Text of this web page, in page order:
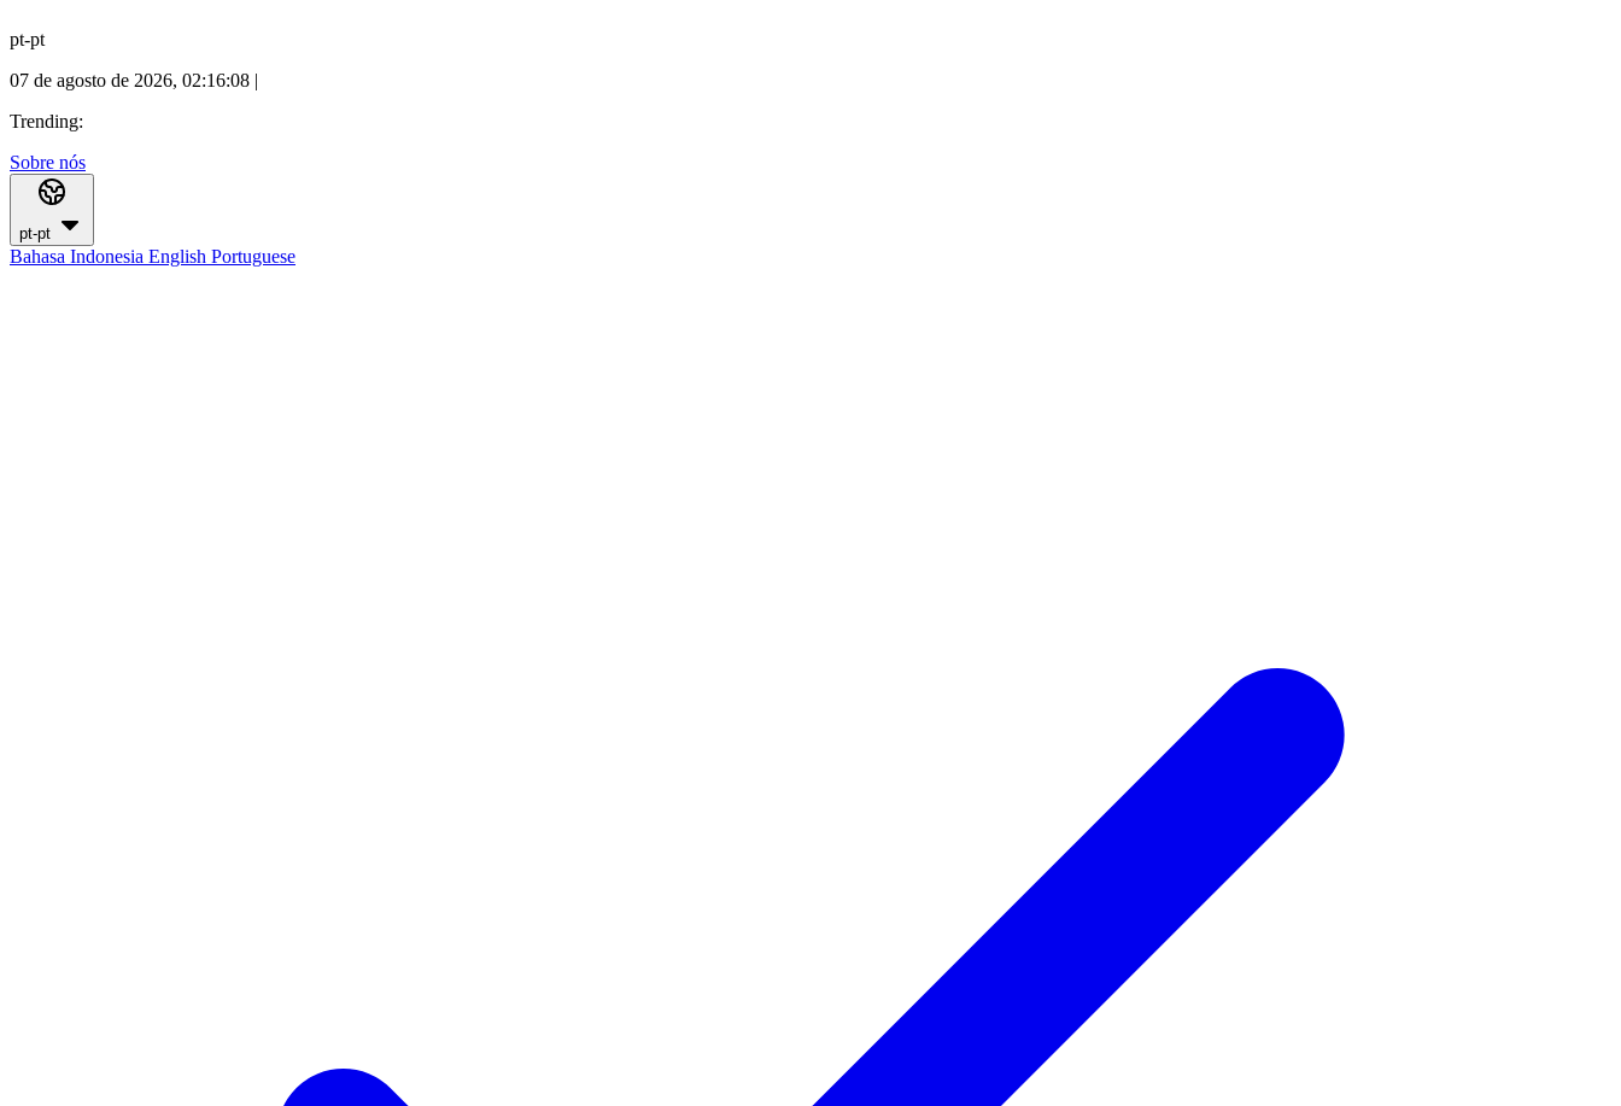
pt-pt
07 de agosto de 2026, 02:16:09 |
Trending:
Sobre nós
pt-pt
Bahasa Indonesia English Portuguese